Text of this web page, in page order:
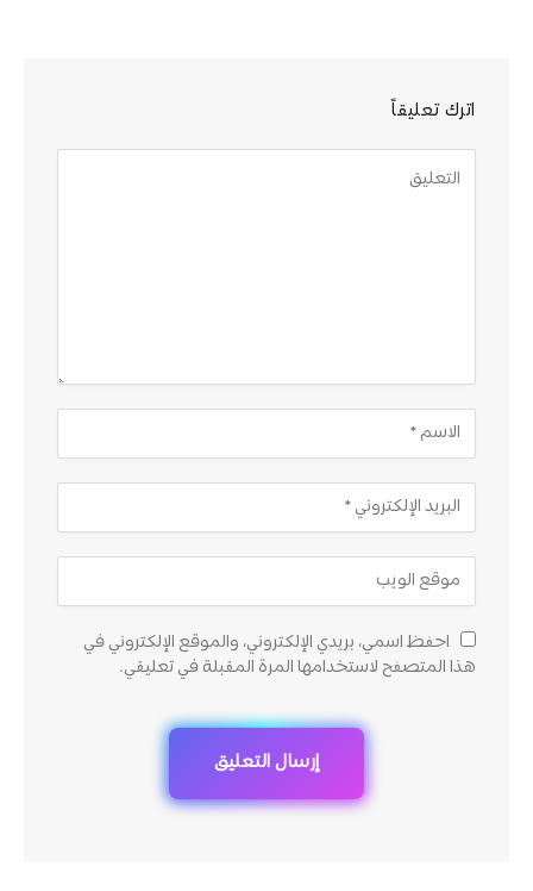
اترك تعليقاً
احفظ اسمي، بريدي الإلكتروني، والموقع الإلكتروني في
هذا المتصفح لاستخدامها المرة المقبلة في تعليقي.